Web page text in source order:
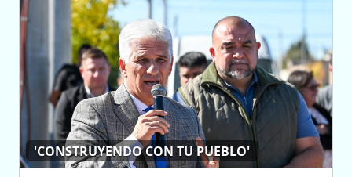
'CONSTRUYENDO CON TU PUEBLO'